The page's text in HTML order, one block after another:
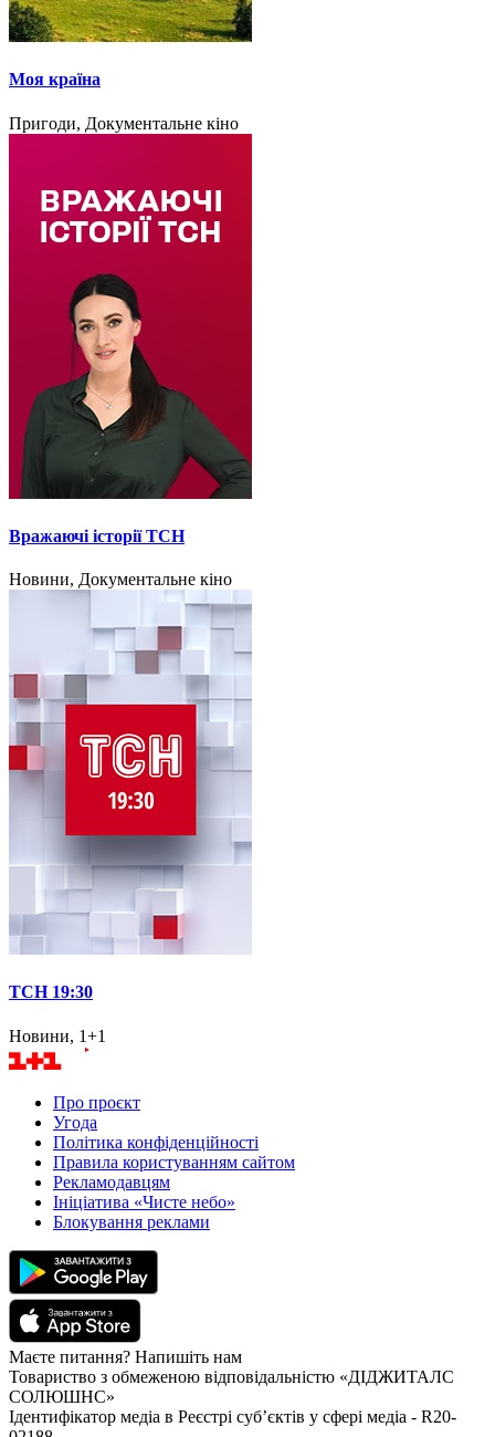
Моя країна
Пригоди, Документальне кіно
Вражаючі історії ТСН
Новини, Документальне кіно
ТСН 19:30
Новини, 1+1
Про проєкт
Угода
Політика конфіденційності
Правила користуванням сайтом
Рекламодавцям
Ініціатива «Чисте небо»
Блокування реклами
Маєте питання? Напишіть нам
Товариство з обмеженою відповідальністю «ДІДЖИТАЛС
СОЛЮШНС»
Ідентифікатор медіа в Реєстрі суб’єктів у сфері медіа - R20-